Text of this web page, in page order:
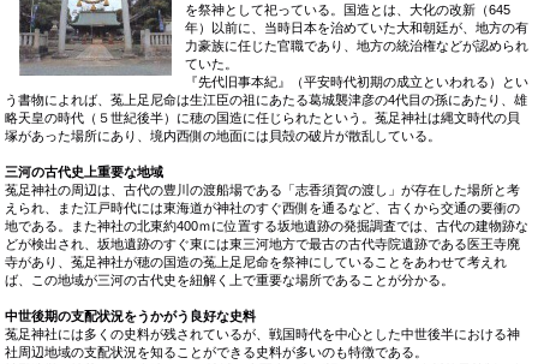
を祭神として祀っている。国造とは、大化の改新（645
年）以前に、当時日本を治めていた大和朝廷が、地方の有
力豪族に任じた官職であり、地方の統治権などが認められ
ていた。
『先代旧事本紀』（平安時代初期の成立といわれる）とい
う書物によれば、菟上足尼命は生江臣の祖にあたる葛城襲津彦の4代目の孫にあたり、雄
略天皇の時代（５世紀後半）に穂の国造に任じられたという。菟足神社は縄文時代の貝
塚があった場所にあり、境内西側の地面には貝殻の破片が散乱している。
三河の古代史上重要な地域
菟足神社の周辺は、古代の豊川の渡船場である「志香須賀の渡し」が存在した場所と考
えられ、また江戸時代には東海道が神社のすぐ西側を通るなど、古くから交通の要衝の
地である。また神社の北東約400ｍに位置する坂地遺跡の発掘調査では、古代の建物跡な
どが検出され、坂地遺跡のすぐ東には東三河地方で最古の古代寺院遺跡である医王寺廃
寺があり、菟足神社が穂の国造の菟上足尼命を祭神にしていることをあわせて考えれ
ば、この地域が三河の古代史を紐解く上で重要な場所であることが分かる。
中世後期の支配状況をうかがう良好な史料
菟足神社には多くの史料が残されているが、戦国時代を中心とした中世後半における神
社周辺地域の支配状況を知ることができる史料が多いのも特徴である。